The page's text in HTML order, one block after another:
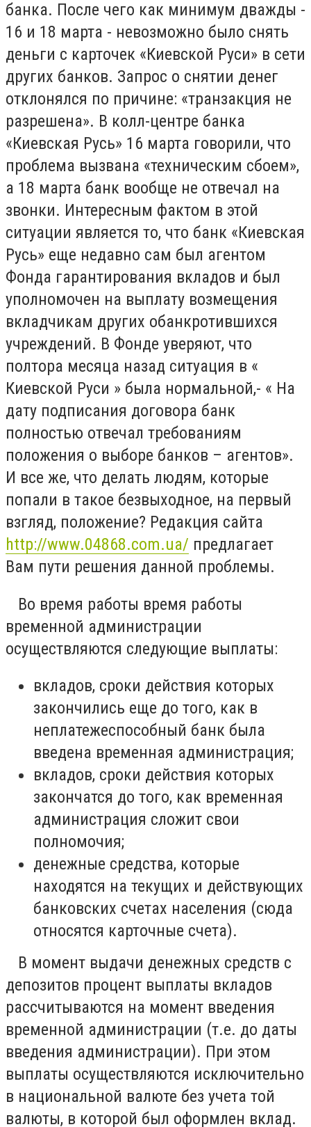
банка. После чего как минимум дважды -
16 и 18 марта - невозможно было снять
деньги с карточек «Киевской Руси» в сети
других банков. Запрос о снятии денег
отклонялся по причине: «транзакция не
разрешена». В колл-центре банка
«Киевская Русь» 16 марта говорили, что
проблема вызвана «техническим сбоем»,
а 18 марта банк вообще не отвечал на
звонки. Интересным фактом в этой
ситуации является то, что банк «Киевская
Русь» еще недавно сам был агентом
Фонда гарантирования вкладов и был
уполномочен на выплату возмещения
вкладчикам других обанкротившихся
учреждений. В Фонде уверяют, что
полтора месяца назад ситуация в «
Киевской Руси » была нормальной,- « На
дату подписания договора банк
полностью отвечал требованиям
положения о выборе банков – агентов».
И все же, что делать людям, которые
попали в такое безвыходное, на первый
взгляд, положение? Редакция сайта
http://www.04868.com.ua/ предлагает
Вам пути решения данной проблемы.
Во время работы время работы
временной администрации
осуществляются следующие выплаты:
вкладов, сроки действия которых
закончились еще до того, как в
неплатежеспособный банк была
введена временная администрация;
вкладов, сроки действия которых
закончатся до того, как временная
администрация сложит свои
полномочия;
денежные средства, которые
находятся на текущих и действующих
банковских счетах населения (сюда
относятся карточные счета).
В момент выдачи денежных средств с
депозитов процент выплаты вкладов
рассчитываются на момент введения
временной администрации (т.е. до даты
введения администрации). При этом
выплаты осуществляются исключительно
в национальной валюте без учета той
валюты, в которой был оформлен вклад.